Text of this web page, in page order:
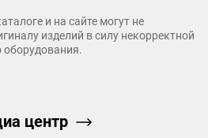
и на сайте могут не
изделий в силу некорректной
оборудования.
центр